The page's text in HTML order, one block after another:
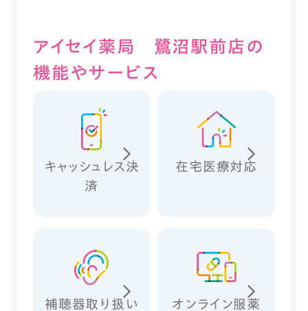
アイセイ薬局 鷺沼駅前店の
機能やサービス
キャッシュレス決
済
在宅医療対応
補聴器取り扱い
オンライン服薬